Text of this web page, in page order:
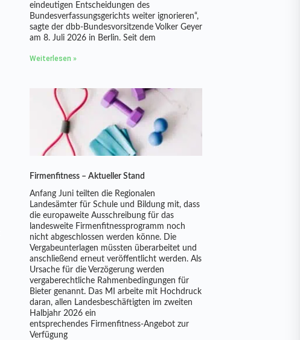
eindeutigen Entscheidungen des
Bundesverfassungsgerichts weiter ignorieren“,
sagte der dbb-Bundesvorsitzende Volker Geyer
am 8. Juli 2026 in Berlin. Seit dem
Weiterlesen »
Firmenfitness – Aktueller Stand
Anfang Juni teilten die Regionalen
Landesämter für Schule und Bildung mit, dass
die europaweite Ausschreibung für das
landesweite Firmenfitnessprogramm noch
nicht abgeschlossen werden könne. Die
Vergabeunterlagen müssten überarbeitet und
anschließend erneut veröffentlicht werden. Als
Ursache für die Verzögerung werden
vergaberechtliche Rahmenbedingungen für
Bieter genannt. Das MI arbeite mit Hochdruck
daran, allen Landesbeschäftigten im zweiten
Halbjahr 2026 ein
entsprechendes Firmenfitness-Angebot zur
Verfügung